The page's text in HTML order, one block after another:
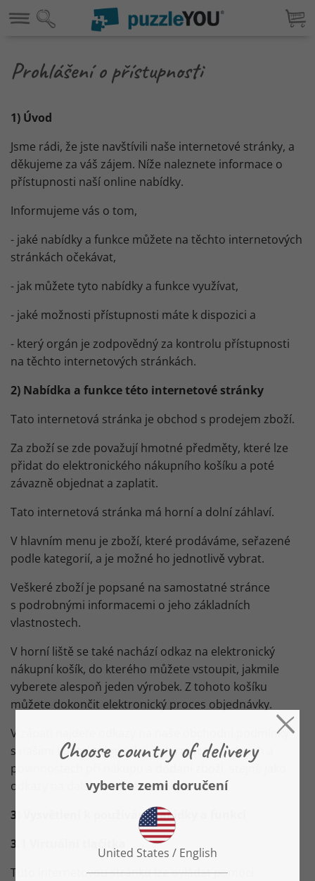
Prohlášení o přístupnosti
1) Úvod
Jsme rádi, že jste navštívili naše internetové stránky, a
děkujeme za váš zájem. Níže naleznete informace o
přístupnosti naší online nabídky.
Informujeme vás o tom,
- jaké nabídky a funkce můžete na těchto internetových
stránkách očekávat,
- jak můžete tyto nabídky a funkce využívat,
- jaké možnosti přístupnosti máte k dispozici a
- který orgán je zodpovědný za kontrolu přístupnosti
na těchto internetových stránkách.
2) Nabídka a funkce této internetové stránky
Tato internetová stránka je obchod s prodejem zboží.
Za zboží se zde považují hmotné předměty, které lze
přidat do elektronického nákupního košíku a poté
závazně objednat a zaplatit.
Tato internetová stránka má horní a dolní záhlaví.
V hlavním menu je zboží, které prodáváme, seřazené
podle kategorií, a je možné ho jednotlivě vybrat.
Veškeré zboží je popsané na samostatné stránce
s podrobnými informacemi o jeho základních
vlastnostech.
V horní liště se také nachází odkaz na elektronický
nákupní košík, do kterého můžete vstoupit, jakmile
vyberete alespoň jeden výrobek. Z tohoto košíku
můžete dokončit elektronický proces objednávky.
V zápatí najdete odkazy na naše obchodní podmínky
s našimi kontaktními údaji, informace o právech a
povinnostech při nákupu a dodání zboží, stejně jako
odkazy na další užitečné stránky.
3) Vysvětlení k používání nabídky a funkcí
3.1
Tuto internetovou stránku lze ovládat pomocí